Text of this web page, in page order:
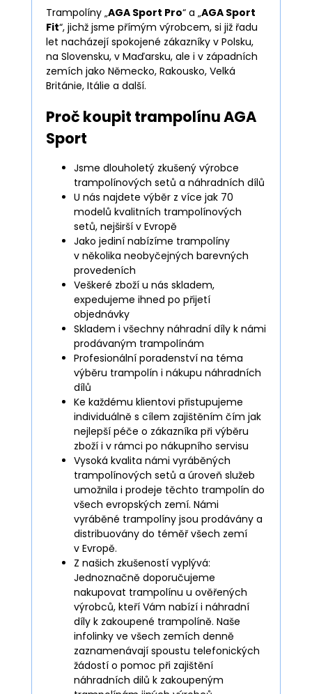
Trampolíny „AGA Sport Pro“ a „AGA Sport
Fit“, jichž jsme přímým výrobcem, si již řadu
let nacházejí spokojené zákazníky v Polsku,
na Slovensku, v Maďarsku, ale i v západních
zemích jako Německo, Rakousko, Velká
Británie, Itálie a další.
Proč koupit trampolínu AGA
Sport
Jsme dlouholetý zkušený výrobce
trampolínových setů a náhradních dílů
U nás najdete výběr z více jak 70
modelů kvalitních trampolínových
setů, nejširší v Evropě
Jako jediní nabízíme trampolíny
v několika neobyčejných barevných
provedeních
Veškeré zboží u nás skladem,
expedujeme ihned po přijetí
objednávky
Skladem i všechny náhradní díly k námi
prodávaným trampolínám
Profesionální poradenství na téma
výběru trampolín i nákupu náhradních
dílů
Ke každému klientovi přistupujeme
individuálně s cílem zajištěním čím jak
nejlepší péče o zákazníka při výběru
zboží i v rámci po nákupního servisu
Vysoká kvalita námi vyráběných
trampolínových setů a úroveň služeb
umožnila i prodeje těchto trampolín do
všech evropských zemí. Námi
vyráběné trampolíny jsou prodávány a
distribuovány do téměř všech zemí
v Evropě.
Z našich zkušeností vyplývá:
Jednoznačně doporučujeme
nakupovat trampolínu u ověřených
výrobců, kteří Vám nabízí i náhradní
díly k zakoupené trampolíně. Naše
infolinky ve všech zemích denně
zaznamenávají spoustu telefonických
žádostí o pomoc při zajištění
náhradních dilů k zakoupeným